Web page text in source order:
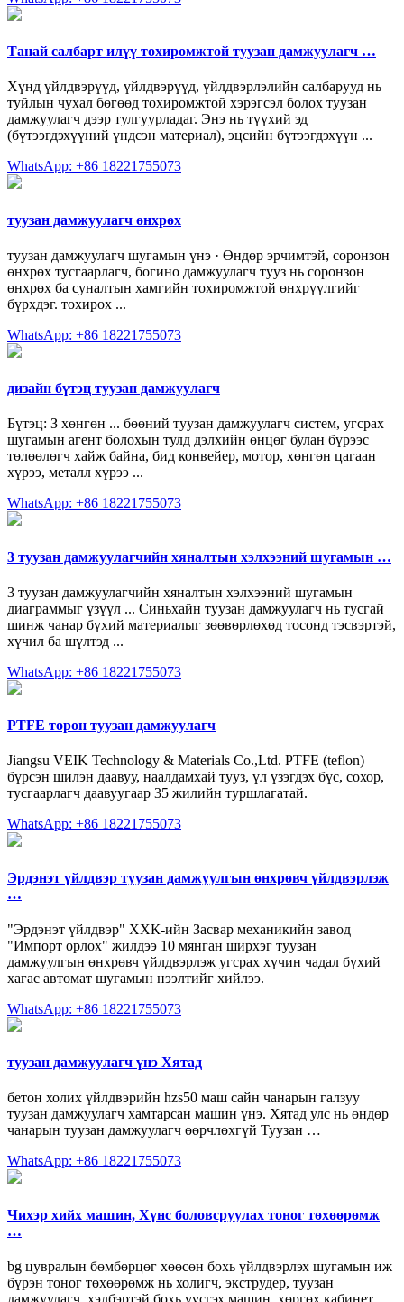
Танай салбарт илүү тохиромжтой туузан дамжуулагч …
Хүнд үйлдвэрүүд, үйлдвэрүүд, үйлдвэрлэлийн салбарууд нь
туйлын чухал бөгөөд тохиромжтой хэрэгсэл болох туузан
дамжуулагч дээр тулгуурладаг. Энэ нь түүхий эд
(бүтээгдэхүүний үндсэн материал), эцсийн бүтээгдэхүүн ...
WhatsApp: +86 18221755073
туузан дамжуулагч өнхрөх
туузан дамжуулагч шугамын үнэ · Өндөр эрчимтэй, соронзон
өнхрөх тусгаарлагч, богино дамжуулагч тууз нь соронзон
өнхрөх ба суналтын хамгийн тохиромжтой өнхрүүлгийг
бүрхдэг. тохирох ...
WhatsApp: +86 18221755073
дизайн бүтэц туузан дамжуулагч
Бүтэц: З хөнгөн ... бөөний туузан дамжуулагч систем, угсрах
шугамын агент болохын тулд дэлхийн өнцөг булан бүрээс
төлөөлөгч хайж байна, бид конвейер, мотор, хөнгөн цагаан
хүрээ, металл хүрээ ...
WhatsApp: +86 18221755073
3 туузан дамжуулагчийн хяналтын хэлхээний шугамын …
3 туузан дамжуулагчийн хяналтын хэлхээний шугамын
диаграммыг үзүүл ... Синьхайн туузан дамжуулагч нь тусгай
шинж чанар бүхий материалыг зөөвөрлөхөд тосонд тэсвэртэй,
хүчил ба шүлтэд ...
WhatsApp: +86 18221755073
PTFE торон туузан дамжуулагч
Jiangsu VEIK Technology & Materials Co.,Ltd. PTFE (teflon)
бүрсэн шилэн даавуу, наалдамхай тууз, үл үзэгдэх бүс, сохор,
тусгаарлагч даавуугаар 35 жилийн туршлагатай.
WhatsApp: +86 18221755073
Эрдэнэт үйлдвэр туузан дамжуулгын өнхрөвч үйлдвэрлэж
…
"Эрдэнэт үйлдвэр" ХХК-ийн Засвар механикийн завод
"Импорт орлох" жилдээ 10 мянган ширхэг туузан
дамжуулгын өнхрөвч үйлдвэрлэж угсрах хүчин чадал бүхий
хагас автомат шугамын нээлтийг хийлээ.
WhatsApp: +86 18221755073
туузан дамжуулагч үнэ Хятад
бетон холих үйлдвэрийн hzs50 маш сайн чанарын галзуу
туузан дамжуулагч хамтарсан машин үнэ. Хятад улс нь өндөр
чанарын туузан дамжуулагч өөрчлөхгүй Туузан …
WhatsApp: +86 18221755073
Чихэр хийх машин, Хүнс боловсруулах тоног төхөөрөмж
…
bg цувралын бөмбөрцөг хөөсөн бохь үйлдвэрлэх шугамын иж
бүрэн тоног төхөөрөмж нь холигч, экструдер, туузан
дамжуулагч, хэлбэртэй бохь үүсгэх машин, хөргөх кабинет,